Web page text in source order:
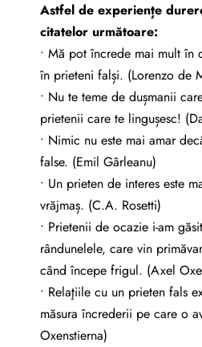
Astfel de experiențe
citatelor următoare:
• Mă pot încrede mai mult în
în prieteni falși. (Lorenzo de
• Nu te teme de dușmanii
prietenii care te lingușesc!
• Nimic nu este mai amar
false. (Emil Gârleanu)
• Un prieten de interes este
vrăjmaș. (C.A. Rosetti)
• Prietenii de ocazie i-am
rândunelele, care vin
când începe frigul. (Axel
• Relaţiile cu un prieten fals
măsura încrederii pe care o
Oxenstierna)